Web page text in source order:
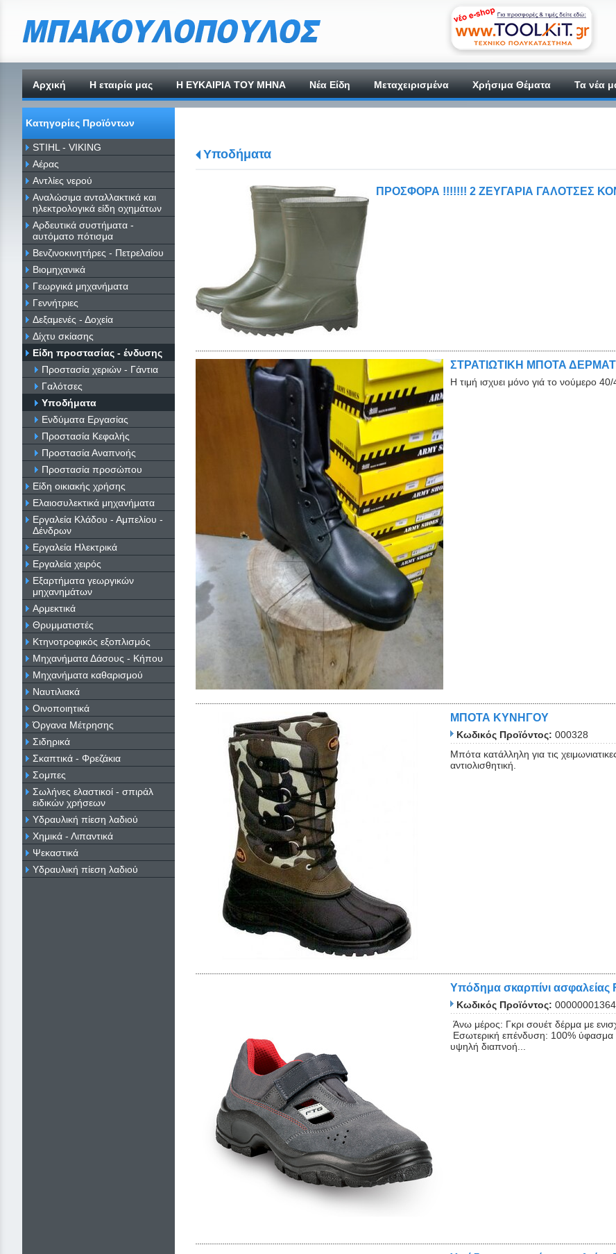
Αρχική H εταιρία μας Η ΕΥΚΑΙΡΙΑ ΤΟΥ ΜΗΝΑ Νέα Είδη Μεταχειρισμένα Χρήσιμα Θέματα Τα νέα
Κατηγορίες Προϊόντων
STIHL - VIKING
Αέρας
Αντλίες νερού
Αναλώσιμα ανταλλακτικά και
ηλεκτρολογικά είδη οχημάτων
Αρδευτικά συστήματα -
αυτόματο πότισμα
Βενζινοκινητήρες - Πετρελαίου
Βιομηχανικά
Γεωργικά μηχανήματα
Γεννήτριες
Δεξαμενές - Δοχεία
Δίχτυ σκίασης
Είδη προστασίας - ένδυσης
Προστασία χεριών - Γάντια
Γαλότσες
Υποδήματα
Ενδύματα Εργασίας
Προστασία Κεφαλής
Προστασία Αναπνοής
Προστασία προσώπου
Είδη οικιακής χρήσης
Ελαιοσυλεκτικά μηχανήματα
Εργαλεία Κλάδου - Αμπελίου -
Δένδρων
Εργαλεία Ηλεκτρικά
Εργαλεία χειρός
Εξαρτήματα γεωργικών
μηχανημάτων
Αρμεκτικά
Θρυμματιστές
Κτηνοτροφικός εξοπλισμός
Μηχανήματα Δάσους - Κήπου
Μηχανήματα καθαρισμού
Ναυτιλιακά
Οινοποιητικά
Όργανα Μέτρησης
Σιδηρικά
Σκαπτικά - Φρεζάκια
Σομπες
Σωλήνες ελαστικοί - σπιράλ
ειδικών χρήσεων
Υδραυλική πίεση λαδιού
Χημικά - Λιπαντικά
Ψεκαστικά
Υδραυλική πίεση λαδιού
Υποδήματα
ΠΡΟΣΦΟΡΑ !!!!!!! 2 ΖΕΥΓΑΡΙΑ ΓΑΛΟΤΣΕΣ
ΣΤΡΑΤΙΩΤΙΚΗ ΜΠΟΤΑ
Η τιμή ισχυει μόνο γιά το νούμερο
ΜΠΟΤΑ ΚΥΝΗΓΟΥ
Κωδικός Προϊόντος: 000328
Mπότα κατάλληλη για τις
αντιολισθητική.
Υπόδημα σκαρπίνι ασφαλείας
Κωδικός Προϊόντος:
Άνω μέρος: Γκρι σουέτ δέρμα με
Εσωτερική επένδυση: 100% ύφασμα
υψηλή διαπνοή...